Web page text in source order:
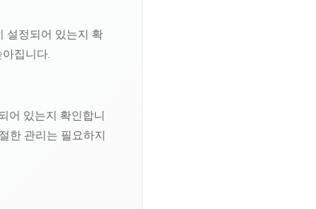
설정되어 있는지 확
집니다.
어 있는지 확인합니
한 관리는 필요하지